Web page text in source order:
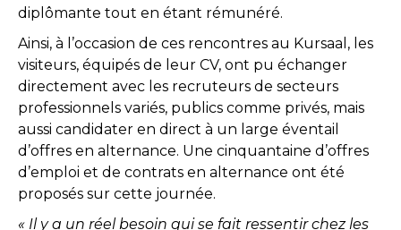
diplômante tout en étant rémunéré.
Ainsi, à l’occasion de ces rencontres au Kursaal, les
visiteurs, équipés de leur CV, ont pu échanger
directement avec les recruteurs de secteurs
professionnels variés, publics comme privés, mais
aussi candidater en direct à un large éventail
d’offres en alternance. Une cinquantaine d’offres
d’emploi et de contrats en alternance ont été
proposés sur cette journée.
« Il y a un réel besoin qui se fait ressentir chez les